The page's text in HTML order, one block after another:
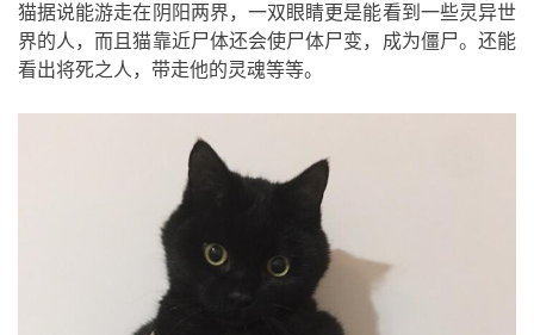
猫据说能游走在阴阳两界，一双眼睛更是能看到一些灵异世
界的人，而且猫靠近尸体还会使尸体尸变，成为僵尸。还能
看出将死之人，带走他的灵魂等等。